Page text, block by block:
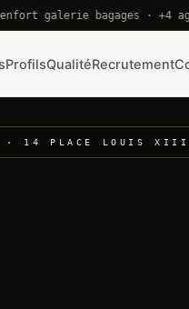
galerie bagages · +4 agents
ProfilsQualitéRecrutement
· 14 PLACE LOUIS XIII